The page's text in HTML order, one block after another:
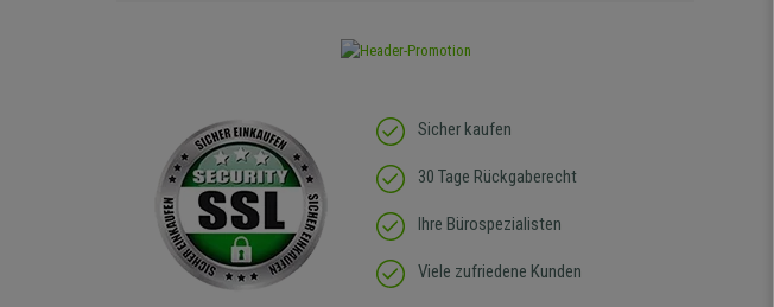
Sicher kaufen
30 Tage Rückgaberecht
Ihre Bürospezialisten
Viele zufriedene Kunden